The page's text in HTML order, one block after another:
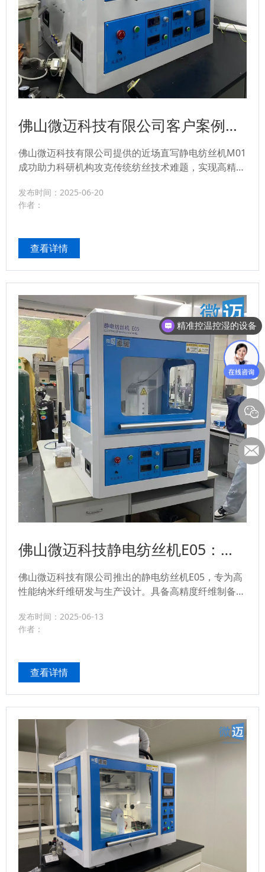
佛山微迈科技有限公司客户案例：
创新
佛山微迈科技有限公司提供的近场直写静电纺丝机M01
成功助力科研机构攻克传统纺丝技术难题，实现高精度
制化服务，M01显著提升科研效率，推动材料科学、生
物医学等前沿领域研究突破。了解M01如何为科研创新
发布时间：2025-06-20
作者：
查看详情
佛山微迈科技静电纺丝机E05：高
性能纳米纤维制造解决方案
佛山微迈科技有限公司推出的静电纺丝机E05，专为高
性能纳米纤维研发与生产设计。具备高精度纤维制备能
物医学、能源存储、环境过滤等领域。立即咨询，开启
您的纳米纤维制造之旅！...
发布时间：2025-06-13
作者：
查看详情
精准控温控湿的设备
静电纺丝机E05价格